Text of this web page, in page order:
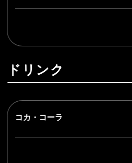
ドリンク
コカ・コーラ